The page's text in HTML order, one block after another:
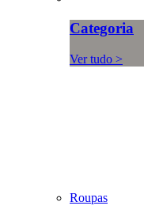
Categoria
Ver tudo >
Roupas